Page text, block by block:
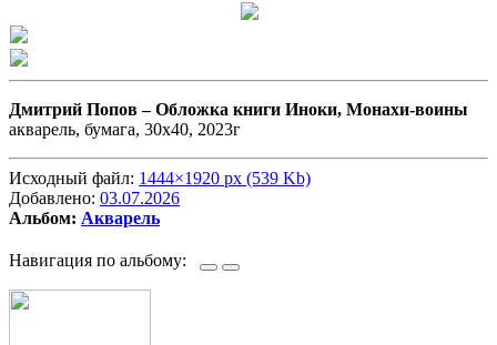
Дмитрий Попов –Обложка книги Иноки, Монахи-воины
акварель, бумага, 30х40, 2023г
Исходный файл: 1444×1920 px (539 Kb)
Добавлено: 03.07.2026
Альбом: Акварель
Навигация по альбому: